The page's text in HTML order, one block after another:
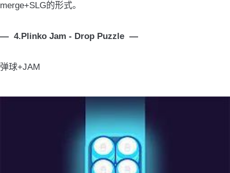
merge+SLG的形式。
— 4.Plinko Jam - Drop Puzzle —
弹球+JAM